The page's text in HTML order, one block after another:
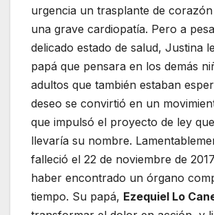
urgencia un trasplante de
una grave cardiopatía. Pero a
delicado estado de salud, Justina
papá que pensara en los demás
adultos que también estaban
deseo se convirtió en un
que impulsó el proyecto de ley
llevaría su nombre.
falleció el 22 de noviembre de
haber encontrado un órgano
tiempo. Su papá, Ezequiel Lo